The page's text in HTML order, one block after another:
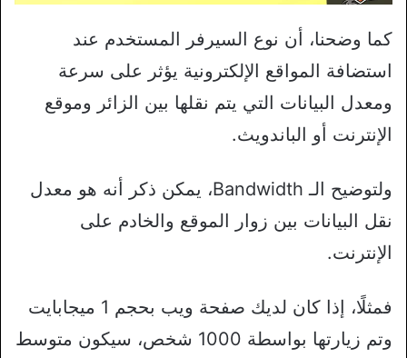
كما وضحنا، أن نوع السيرفر المستخدم عند
استضافة المواقع الإلكترونية يؤثر على سرعة
ومعدل البيانات التي يتم نقلها بين الزائر وموقع
الإنترنت أو الباندويث.
ولتوضيح الـ Bandwidth، يمكن ذكر أنه هو معدل
نقل البيانات بين زوار الموقع والخادم على
الإنترنت.
فمثلًا، إذا كان لديك صفحة ويب بحجم 1 ميجابايت
وتم زيارتها بواسطة 1000 شخص، سيكون متوسط